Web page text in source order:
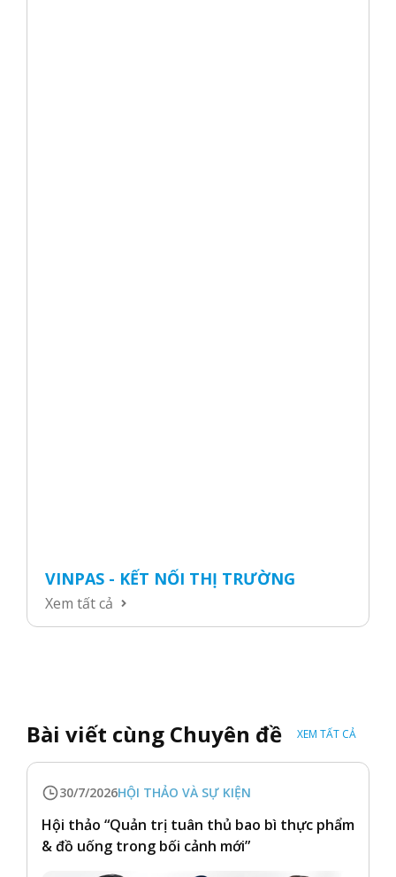
VINPAS - KẾT NỐI THỊ TRƯỜNG
Xem tất cả
Bài viết cùng Chuyên đề XEM TẤT CẢ
30/7/2026HỘI THẢO VÀ SỰ KIỆN
Hội thảo “Quản trị tuân thủ bao bì thực phẩm
& đồ uống trong bối cảnh mới”